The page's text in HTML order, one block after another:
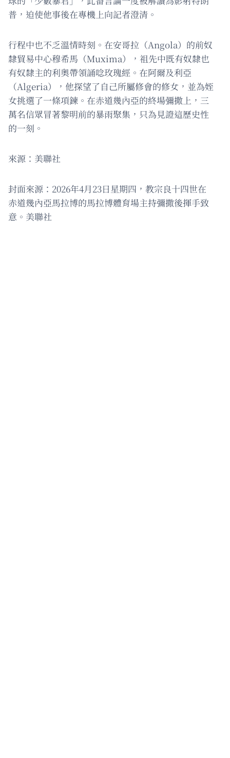
普，迫使他事後在專機上向記者澄清。
行程中也不乏溫情時刻。在安哥拉（Angola）的前奴
隸貿易中心穆希馬（Muxima），祖先中既有奴隸也
有奴隸主的利奧帶領誦唸玫瑰經。在阿爾及利亞
（Algeria），他探望了自己所屬修會的修女，並為姪
女挑選了一條項鍊。在赤道幾內亞的終場彌撒上，三
萬名信眾冒著黎明前的暴雨聚集，只為見證這歷史性
的一刻。
來源：美聯社
封面來源：2026年4月23日星期四，教宗良十四世在
赤道幾內亞馬拉博的馬拉博體育場主持彌撒後揮手致
意。美聯社